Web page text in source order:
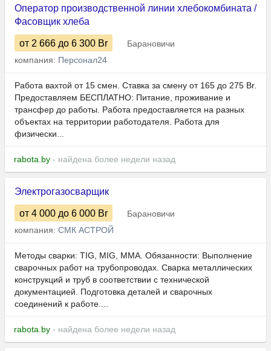
Оператор производственной линии хлебокомбината /
Фасовщик хлеба
от 2 666 до 6 300 Br
Барановичи
компания: Персонал24
Работа вахтой от 15 смен. Ставка за смену от 165 до 275 Br.
Предоставляем БЕСПЛАТНО: Питание, проживание и
трансфер до работы. Работа предоставляется на разных
объектах на территории работодателя. Работа для
физически...
rabota.by - найдена более недели назад
Электрогазосварщик
от 4 000 до 6 000 Br
Барановичи
компания: СМК АСТРОЙ
Методы сварки: TIG, MIG, MMA. Обязанности: Выполнение
сварочных работ на трубопроводах. Сварка металлических
конструкций и труб в соответствии с технической
документацией. Подготовка деталей и сварочных
соединений к работе....
rabota.by - найдена более недели назад